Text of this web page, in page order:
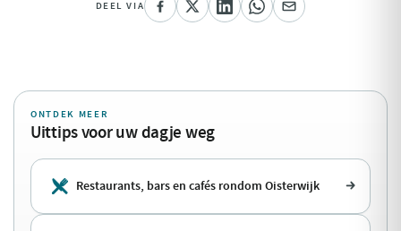
DEEL VIA
ONTDEK MEER
Uittips voor uw dagje weg
Restaurants, bars en cafés rondom Oisterwijk